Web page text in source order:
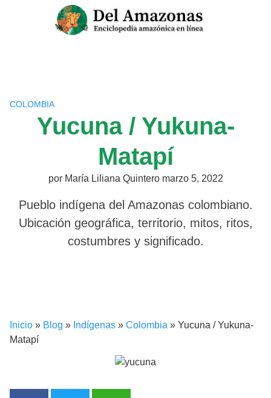
COLOMBIA
Yucuna / Yukuna-
Matapí
por María Liliana Quintero marzo 5, 2022
Pueblo indígena del Amazonas colombiano.
Ubicación geográfica, territorio, mitos, ritos,
costumbres y significado.
Inicio » Blog » Indígenas » Colombia » Yucuna / Yukuna-
Matapí